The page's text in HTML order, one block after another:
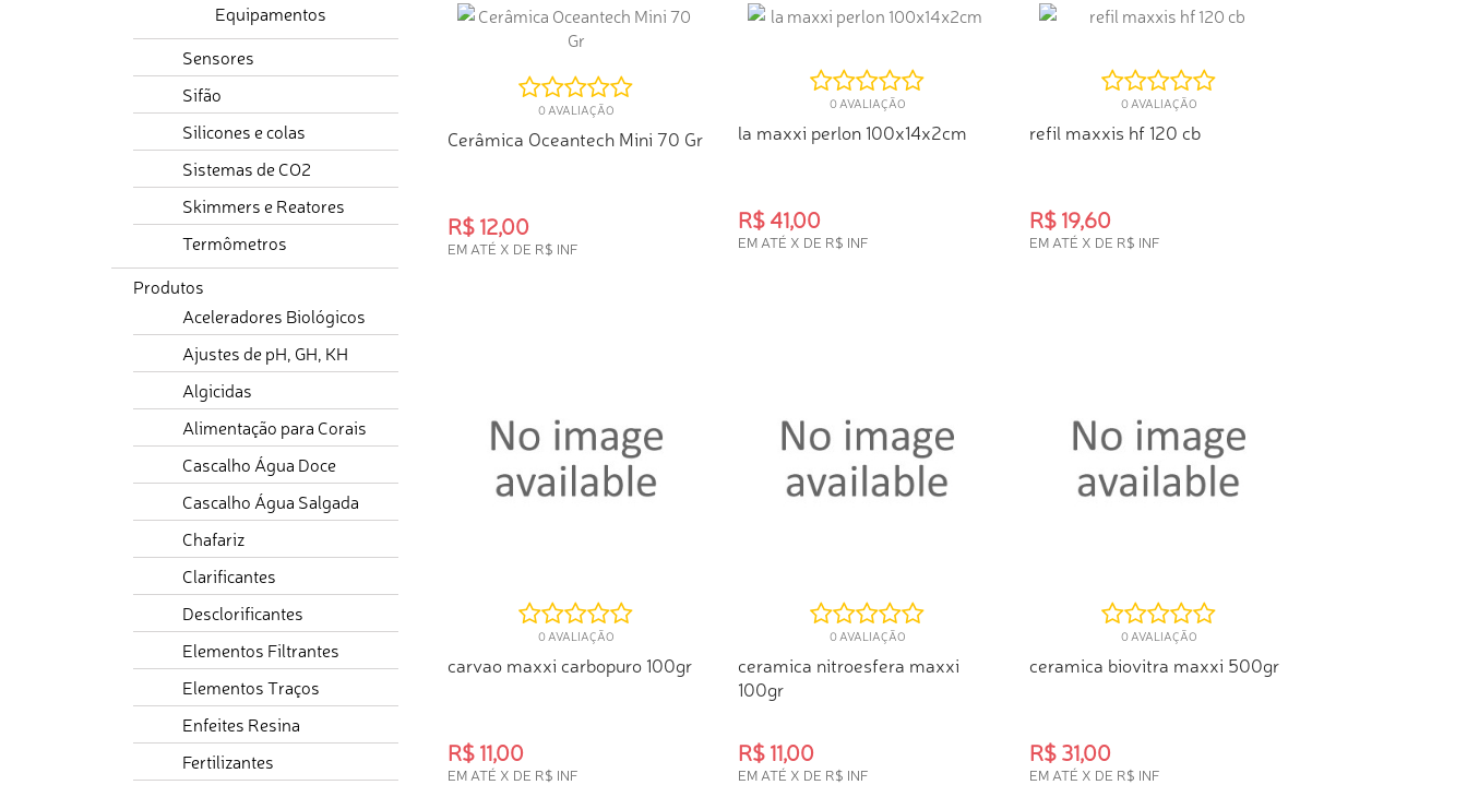
Equipamentos
Sensores
Sifão
Silicones e colas
Sistemas de CO2
Skimmers e Reatores
Termômetros
Produtos
Aceleradores Biológicos
Ajustes de pH, GH, KH
Algicidas
Alimentação para Corais
Cascalho Água Doce
Cascalho Água Salgada
Chafariz
Clarificantes
Desclorificantes
Elementos Filtrantes
Elementos Traços
Enfeites Resina
Fertilizantes
0 AVALIAÇÃO
Cerâmica Oceantech Mini 70 Gr
R$ 12,00
EM ATÉ X DE R$ INF
0 AVALIAÇÃO
la maxxi perlon 100x14x2cm
R$ 41,00
EM ATÉ X DE R$ INF
0 AVALIAÇÃO
refil maxxis hf 120 cb
R$ 19,60
EM ATÉ X DE R$ INF
0 AVALIAÇÃO
carvao maxxi carbopuro 100gr
R$ 11,00
EM ATÉ X DE R$ INF
0 AVALIAÇÃO
ceramica nitroesfera maxxi
100gr
R$ 11,00
EM ATÉ X DE R$ INF
0 AVALIAÇÃO
ceramica biovitra maxxi 500gr
R$ 31,00
EM ATÉ X DE R$ INF